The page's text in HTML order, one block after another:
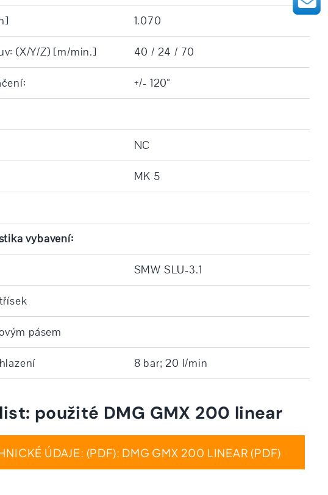
1.070
(X/Y/Z) [m/min.] 40 / 24 / 70
+/- 120°
NC
MK 5
vybavení:
SMW SLU-3.1
pásem
8 bar; 20 l/min
použité DMG GMX 200 linear
ÚDAJE: (PDF): DMG GMX 200 LINEAR (PDF)